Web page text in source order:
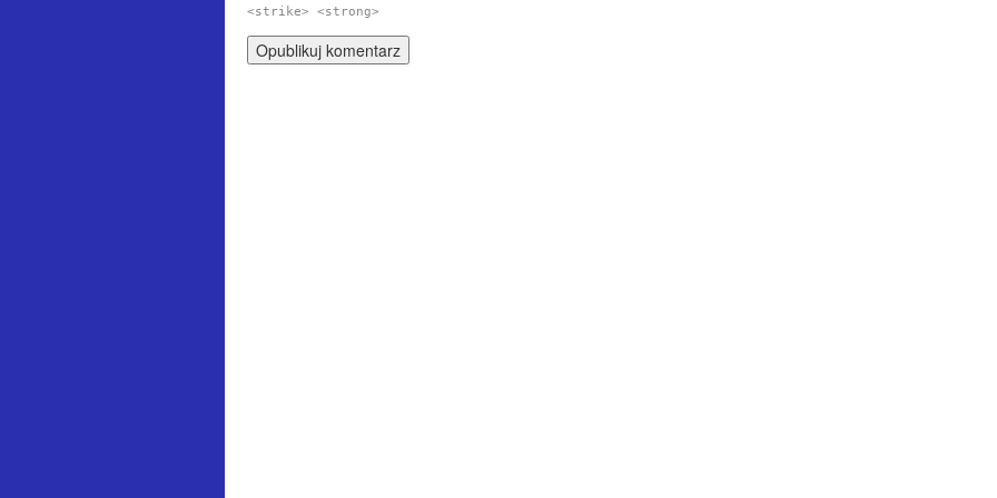
<strike> <strong>